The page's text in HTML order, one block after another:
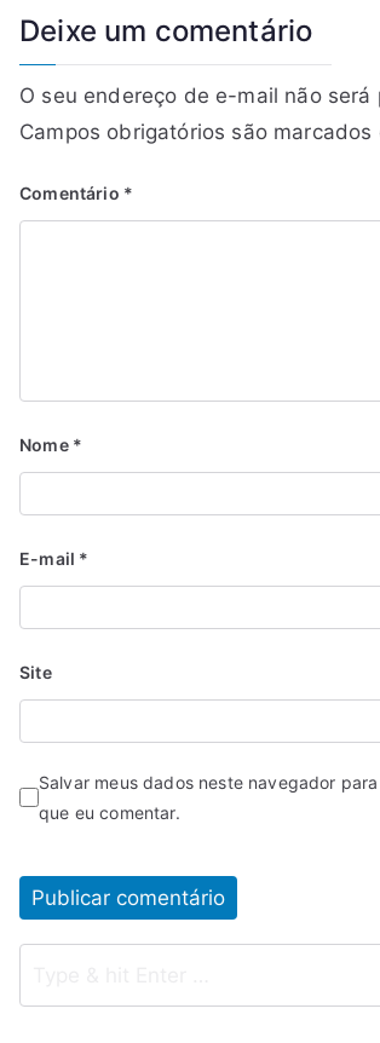
Deixe um comentário
O seu endereço de e-mail não será
Campos obrigatórios são marcados
Comentário *
Nome *
E-mail *
Site
Salvar meus dados neste navegador
que eu comentar.